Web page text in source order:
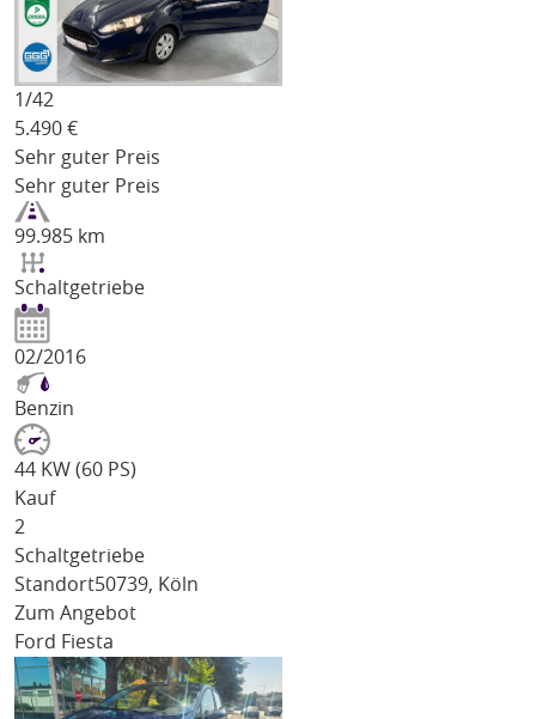
1/42
5.490 €
Sehr guter Preis
Sehr guter Preis
99.985 km
Schaltgetriebe
02/2016
Benzin
44 KW (60 PS)
Kauf
2
Schaltgetriebe
Standort50739, Köln
Zum Angebot
Ford Fiesta